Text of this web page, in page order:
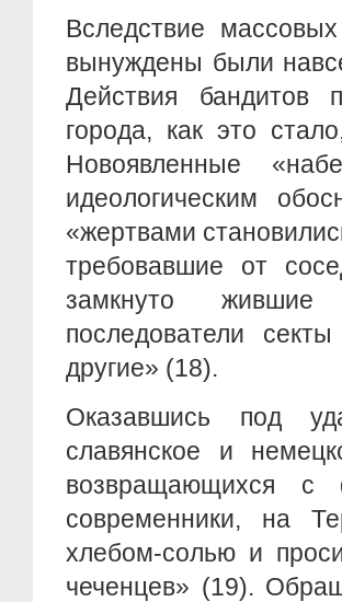
Вследствие
вынуждены были
Действия бандитов
города, как это
Новоявленные
идеологическим
«жертвами
требовавшие от
замкнуто
последователи
другие» (18).
Оказавшись под
славянское и
возвращающихся с
современники, на
хлебом-солью и
чеченцев» (19).